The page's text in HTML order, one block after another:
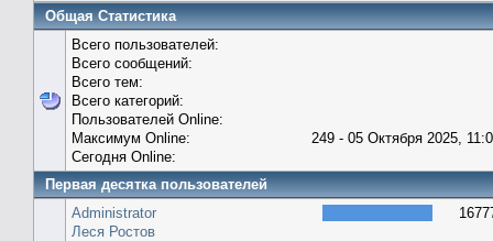
Общая Статистика
Всего пользователей:
Всего сообщений:
Всего тем:
Всего категорий:
Пользователей Online:
Максимум Online:
249 - 05 Октября 2025,
Сегодня Online:
Первая десятка пользователей
Administrator
Леся Ростов